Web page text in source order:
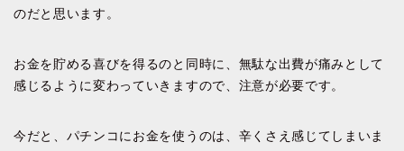
のだと思います。
お金を貯める喜びを得るのと同時に、無駄な出費が痛みとして
感じるように変わっていきますので、注意が必要です。
今だと、パチンコにお金を使うのは、辛くさえ感じてしまいま